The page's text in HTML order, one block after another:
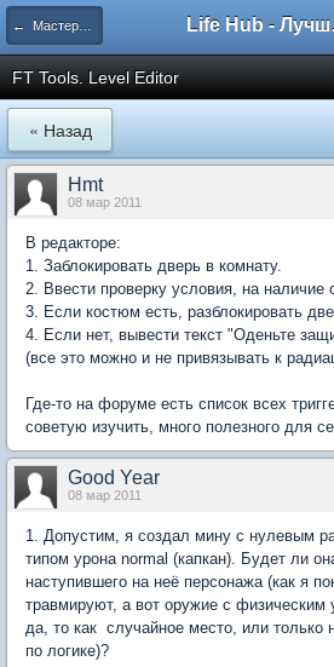
← Мастерские Братства Life
FT Tools. Level Editor
« Назад
Hmt
08 мар 2011
В редакторе:
1. Заблокировать дверь в комнату.
2. Ввести проверку условия, на наличие
3. Eсли костюм есть, разблокировать
4. Если нет, вывести текст "Оденьте
(все это можно и не привязывать к
Где-то на форуме есть список всех
советую изучить, много полезного для
Good Year
08 мар 2011
1. Допустим, я создал мину с нулевым
типом урона normal (капкан). Будет ли
наступившего на неё персонажа (как я
травмируют, а вот оружие с физическим
да, то как  случайное место, или
по логике)?